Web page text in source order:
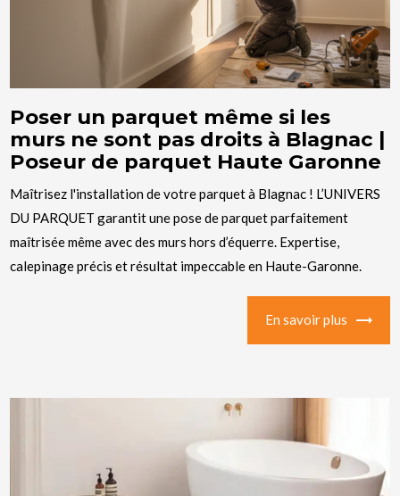
Poser un parquet même si les
murs ne sont pas droits à Blagnac |
Poseur de parquet Haute Garonne
Maîtrisez l'installation de votre parquet à Blagnac ! L’UNIVERS
DU PARQUET garantit une pose de parquet parfaitement
maîtrisée même avec des murs hors d’équerre. Expertise,
calepinage précis et résultat impeccable en Haute-Garonne.
En savoir plus